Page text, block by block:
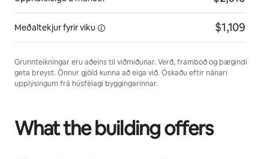
Meðaltekjur fyrirviku $1,109
Grunnteikningar eru aðeins til viðmiðunar. Verð, framboð og þægindi
geta breyst. Önnur gjöld kunna að eiga við. Óskaðu eftir nánari
upplýsingum frá húsfélagi byggingarinnar.
What the building offers